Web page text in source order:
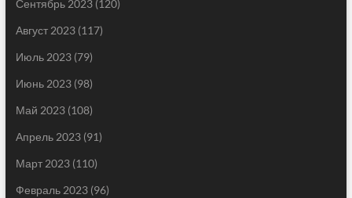
Сентябрь 2023(120)
Август 2023(117)
Июль 2023(79)
Июнь 2023(98)
Май 2023(108)
Апрель 2023(91)
Март 2023(110)
Февраль 2023(96)